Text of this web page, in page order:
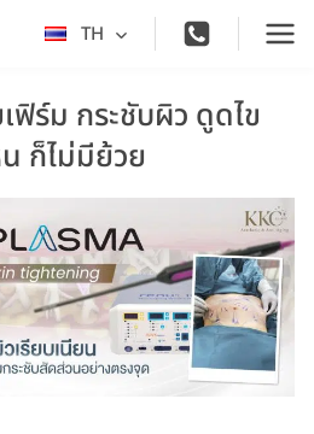
TH Toggle
ฟิร์ม กระชับผิว ดูดไข
ก็ไม่มีย้วย